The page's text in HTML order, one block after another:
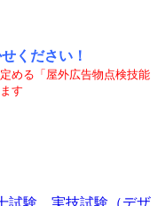
ください！
める「屋外広告物点検技能
す